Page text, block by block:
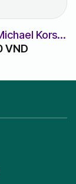
Kors
VND